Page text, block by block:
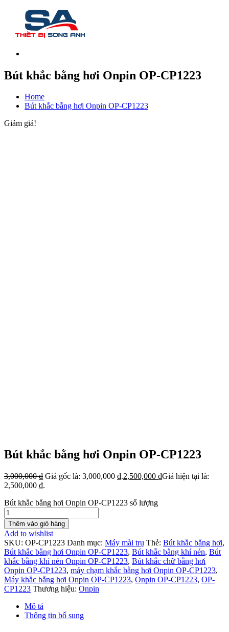
Bút khắc bằng hơi Onpin OP-CP1223
Home
Bút khắc bằng hơi Onpin OP-CP1223
Giảm giá!
Bút khắc bằng hơi Onpin OP-CP1223
3,000,000₫ Giá gốc là: 3,000,000 ₫.2,500,000 ₫Giá hiện tại là:
2,500,000 ₫.
Bút khắc bằng hơi Onpin OP-CP1223 số lượng
Thêm vào giỏ hàng
Add to wishlist
SKU: OP-CP1223 Danh mục: Máy mài trụ Thẻ: Bút khắc bằng hơi,
Bút khắc bằng hơi Onpin OP-CP1223, Bút khắc bằng khí nén, Bút
khắc bằng khí nén Onpin OP-CP1223, Bút khắc chữ bằng hơi
Onpin OP-CP1223, máy chạm khắc bằng hơi Onpin OP-CP1223,
Máy khắc bằng hơi Onpin OP-CP1223, Onpin OP-CP1223, OP-
CP1223 Thương hiệu: Onpin
Mô tả
Thông tin bổ sung